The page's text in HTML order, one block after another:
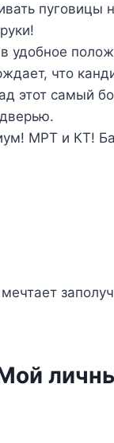
пуговицы
удобное
что
этот самый
МРТ и КТ!